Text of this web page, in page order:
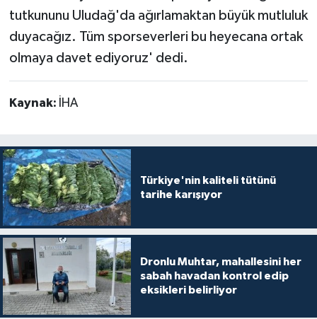
tutkununu Uludağ'da ağırlamaktan büyük mutluluk
duyacağız. Tüm sporseverleri bu heyecana ortak
olmaya davet ediyoruz' dedi.
Kaynak: İHA
Türkiye'nin kaliteli tütünü
tarihe karışıyor
Dronlu Muhtar, mahallesini her
sabah havadan kontrol edip
eksikleri belirliyor